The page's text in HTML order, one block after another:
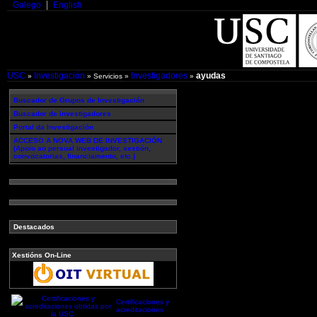
Galego English
USC » Investigación » Servicios » Investigadores » ayudas
Buscador de Grupos de Investigación
Buscador de investigadores
Portal da Investigación
ACCESO A NOVA WEB DE INVESTIGACIÓN
(Apoio ao persoal investigador, xestión,
convocatorias, financiamento, etc.)
Destacados
Xestións On-Line
Certificaciones y
acreditaciones